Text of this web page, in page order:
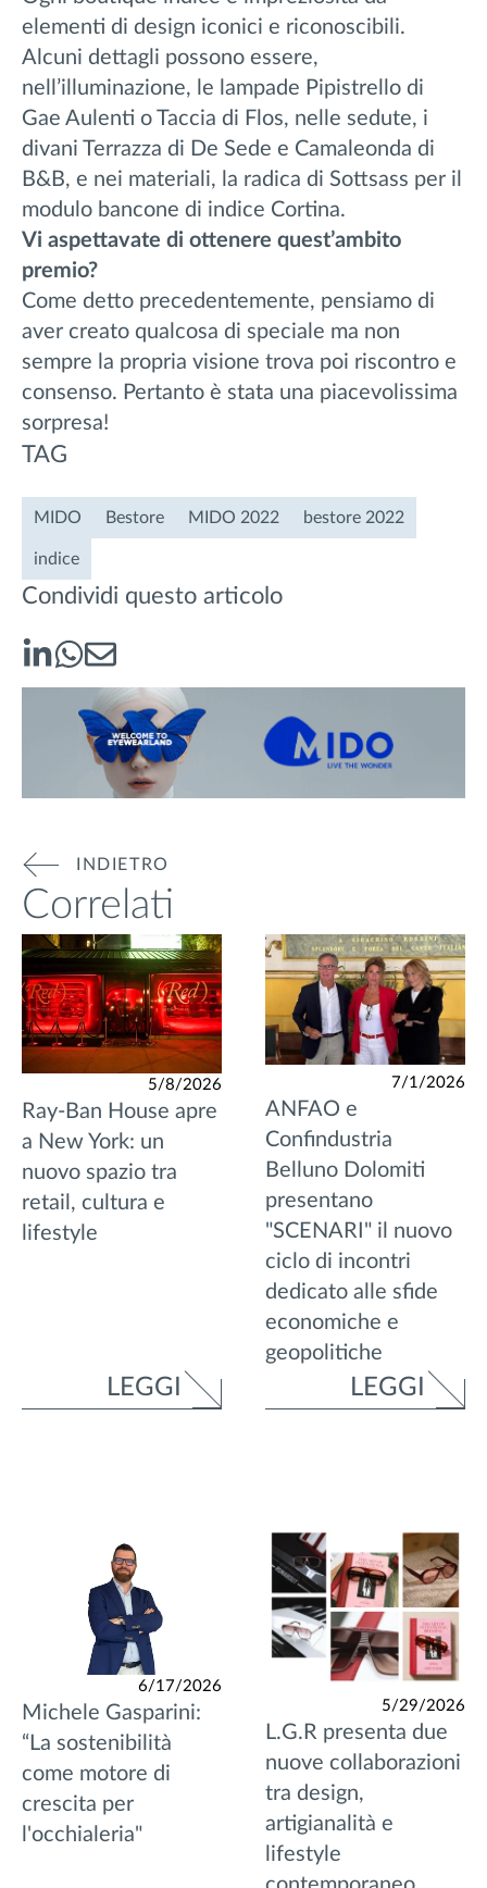
elementi di design iconici e riconoscibili.
Alcuni dettagli possono essere,
nell’illuminazione, le lampade Pipistrello di
Gae Aulenti o Taccia di Flos, nelle sedute, i
divani Terrazza di De Sede e Camaleonda di
B&B, e nei materiali, la radica di Sottsass per il
modulo bancone di indice Cortina.
Vi aspettavate di ottenere quest’ambito
premio?
Come detto precedentemente, pensiamo di
aver creato qualcosa di speciale ma non
sempre la propria visione trova poi riscontro e
consenso. Pertanto è stata una piacevolissima
sorpresa!
TAG
MIDO Bestore MIDO 2022 bestore 2022
indice
Condividi questo articolo
INDIETRO
Correlati
5/8/2026
Ray-Ban House apre
a New York: un
nuovo spazio tra
retail, cultura e
lifestyle
LEGGI
7/1/2026
ANFAO e
Confindustria
Belluno Dolomiti
presentano
"SCENARI" il nuovo
ciclo di incontri
dedicato alle sfide
economiche e
geopolitiche
LEGGI
6/17/2026
Michele Gasparini:
“La sostenibilità
come motore di
crescita per
l'occhialeria"
5/29/2026
L.G.R presenta due
nuove collaborazioni
tra design,
artigianalità e
lifestyle